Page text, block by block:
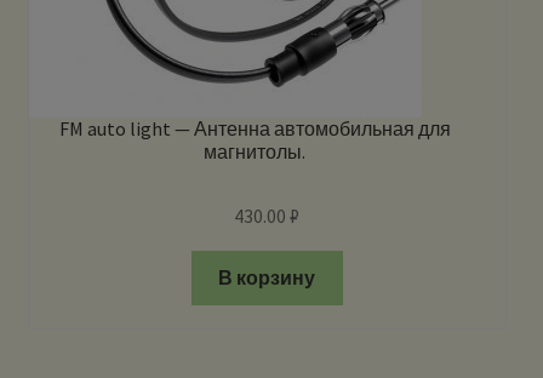
FM auto light — Антенна автомобильная для
магнитолы.
430.00₽
В корзину